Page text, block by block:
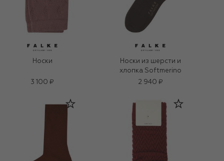
Носки
3 100 ₽
Носки из шерсти и
хлопка Softmerino
2 940 ₽